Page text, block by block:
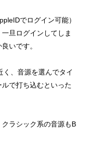
でログイン可能）
旦ログインしてしま
いです。
く、音源を選んでタイ
で打ち込むといった
ラシック系の音源もB